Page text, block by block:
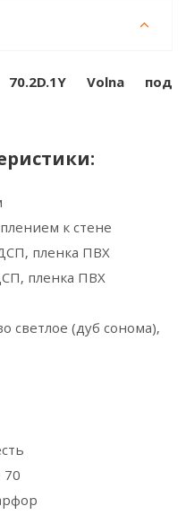
Volna под
к стене
пленка ПВХ
пленка ПВХ
светлое (дуб сонома),
70